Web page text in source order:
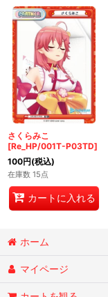
さくらみこ
[Re_HP/001T-P03TD]
100円(税込)
在庫数 15点
カートに入れる
ホーム
マイページ